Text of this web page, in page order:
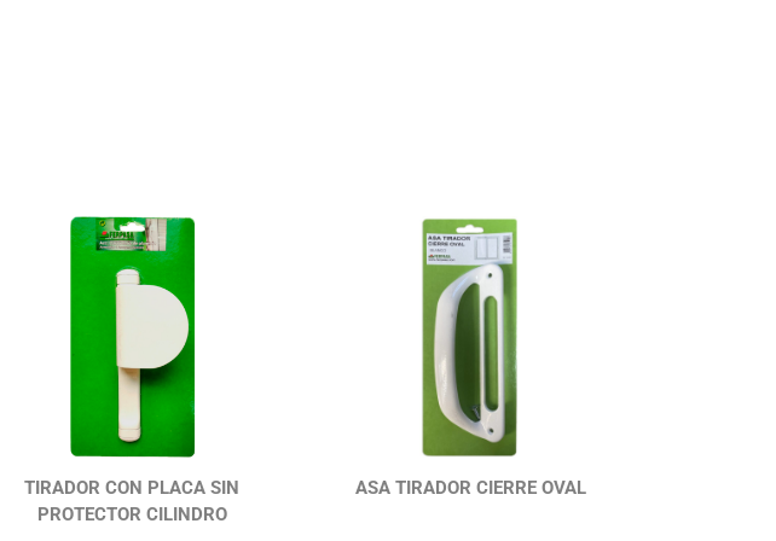
TIRADOR CON PLACA SIN
PROTECTOR CILINDRO
ASA TIRADOR CIERRE OVAL